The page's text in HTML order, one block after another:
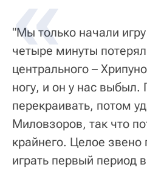
"Мы только начали
четыре минуты
центрального –
ногу, и он у нас выбыл.
перекраивать, потом
Миловзоров, так что
крайнего. Целое
играть первый период